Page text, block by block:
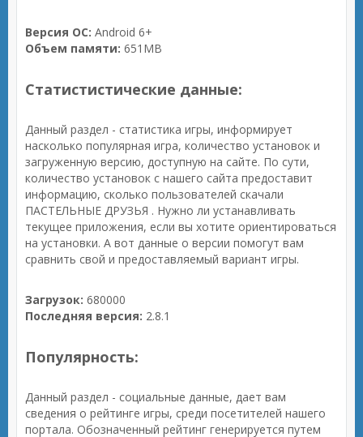
Версия ОС: Android 6+
Объем памяти: 651MB
Статистистические данные:
Данный раздел - статистика игры, информирует
насколько популярная игра, количество установок и
загруженную версию, доступную на сайте. По сути,
количество установок с нашего сайта предоставит
информацию, сколько пользователей скачали
ПАСТЕЛЬНЫЕ ДРУЗЬЯ . Нужно ли устанавливать
текущее приложения, если вы хотите ориентироваться
на установки. А вот данные о версии помогут вам
сравнить свой и предоставляемый вариант игры.
Загрузок: 680000
Последняя версия: 2.8.1
Популярность:
Данный раздел - социальные данные, дает вам
сведения о рейтинге игры, среди посетителей нашего
портала. Обозначенный рейтинг генерируется путем